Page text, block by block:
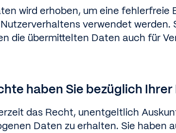
wird erhoben, um eine
verwendet
die übermittelten Daten auch für
haben Sie bezüglich Ihrer
das Recht, unentgeltlich
Daten zu erhalten. Sie haben